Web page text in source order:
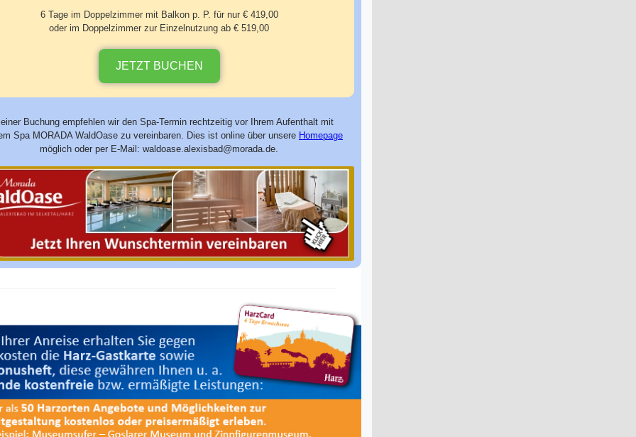
6 Tage im Doppelzimmer mit Balkon p. P. für nur € 419,00
oder im Doppelzimmer zur Einzelnutzung ab € 519,00
JETZT BUCHEN
Buchung empfehlen wir den Spa-Termin rechtzeitig vor Ihrem Aufenthalt mit
Spa MORADA WaldOase zu vereinbaren. Dies ist online über unsere Homepage
möglich oder per E-Mail: waldoase.alexisbad@morada.de.